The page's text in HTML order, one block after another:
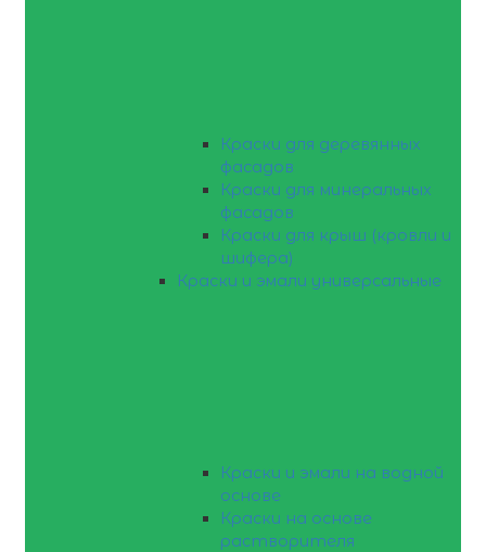
Краски для деревянных
фасадов
Краски для минеральных
фасадов
Краски для крыш (кровли и
шифера)
Краски и эмали универсальные
Краски и эмали на водной
основе
Краски на основе
растворителя